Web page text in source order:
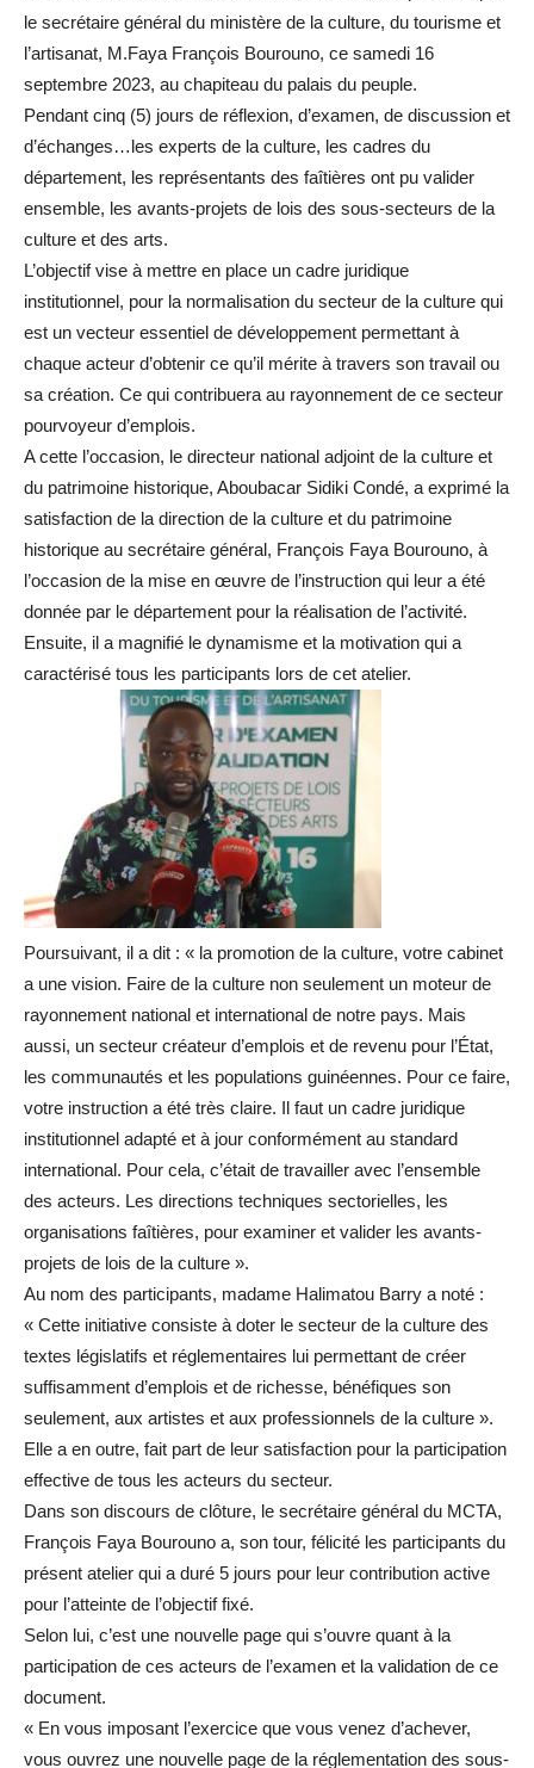
le secrétaire général du ministère de la culture, du tourisme et
l’artisanat, M.Faya François Bourouno, ce samedi 16
septembre 2023, au chapiteau du palais du peuple.
Pendant cinq (5) jours de réflexion, d’examen, de discussion et
d’échanges…les experts de la culture, les cadres du
département, les représentants des faîtières ont pu valider
ensemble, les avants-projets de lois des sous-secteurs de la
culture et des arts.
L’objectif vise à mettre en place un cadre juridique
institutionnel, pour la normalisation du secteur de la culture qui
est un vecteur essentiel de développement permettant à
chaque acteur d’obtenir ce qu’il mérite à travers son travail ou
sa création. Ce qui contribuera au rayonnement de ce secteur
pourvoyeur d’emplois.
A cette l’occasion, le directeur national adjoint de la culture et
du patrimoine historique, Aboubacar Sidiki Condé, a exprimé la
satisfaction de la direction de la culture et du patrimoine
historique au secrétaire général, François Faya Bourouno, à
l’occasion de la mise en œuvre de l’instruction qui leur a été
donnée par le département pour la réalisation de l’activité.
Ensuite, il a magnifié le dynamisme et la motivation qui a
caractérisé tous les participants lors de cet atelier.
Poursuivant, il a dit : « la promotion de la culture, votre cabinet
a une vision. Faire de la culture non seulement un moteur de
rayonnement national et international de notre pays. Mais
aussi, un secteur créateur d’emplois et de revenu pour l’État,
les communautés et les populations guinéennes. Pour ce faire,
votre instruction a été très claire. Il faut un cadre juridique
institutionnel adapté et à jour conformément au standard
international. Pour cela, c’était de travailler avec l’ensemble
des acteurs. Les directions techniques sectorielles, les
organisations faîtières, pour examiner et valider les avants-
projets de lois de la culture ».
Au nom des participants, madame Halimatou Barry a noté :
« Cette initiative consiste à doter le secteur de la culture des
textes législatifs et réglementaires lui permettant de créer
suffisamment d’emplois et de richesse, bénéfiques son
seulement, aux artistes et aux professionnels de la culture ».
Elle a en outre, fait part de leur satisfaction pour la participation
effective de tous les acteurs du secteur.
Dans son discours de clôture, le secrétaire général du MCTA,
François Faya Bourouno a, son tour, félicité les participants du
présent atelier qui a duré 5 jours pour leur contribution active
pour l’atteinte de l’objectif fixé.
Selon lui, c’est une nouvelle page qui s’ouvre quant à la
participation de ces acteurs de l’examen et la validation de ce
document.
« En vous imposant l’exercice que vous venez d’achever,
vous ouvrez une nouvelle page de la réglementation des sous-